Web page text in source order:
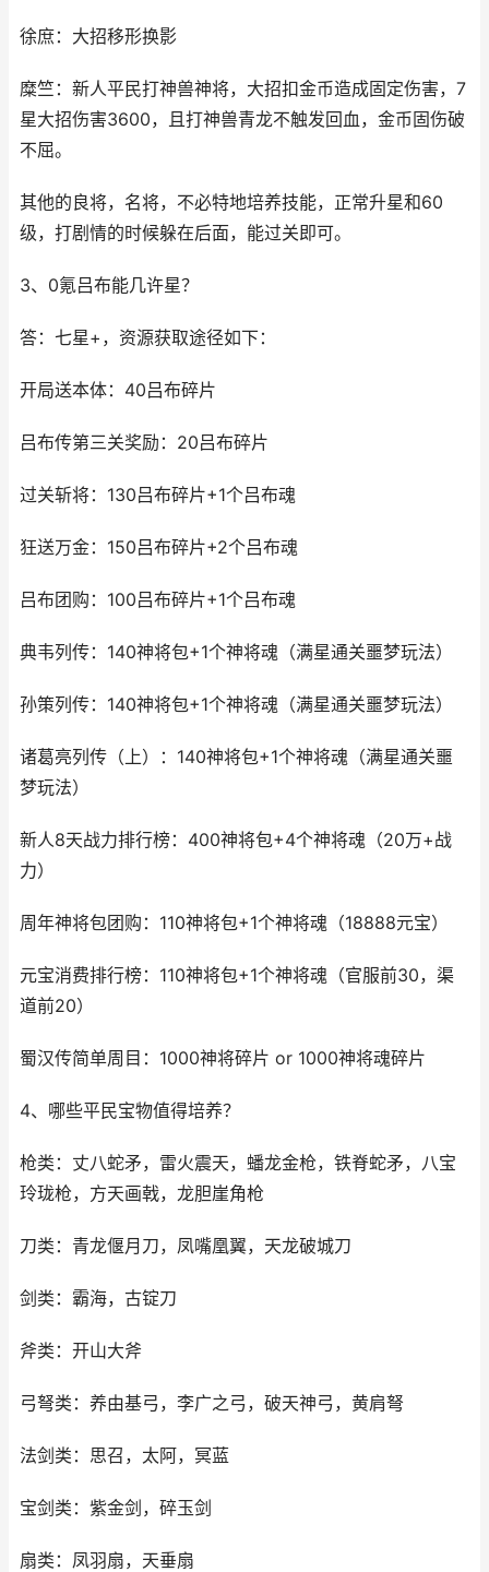
徐庶：大招移形换影
糜竺：新人平民打神兽神将，大招扣金币造成固定伤害，7
星大招伤害3600，且打神兽青龙不触发回血，金币固伤破
不屈。
其他的良将，名将，不必特地培养技能，正常升星和60
级，打剧情的时候躲在后面，能过关即可。
3、0氪吕布能几许星？
答：七星+，资源获取途径如下：
开局送本体：40吕布碎片
吕布传第三关奖励：20吕布碎片
过关斩将：130吕布碎片+1个吕布魂
狂送万金：150吕布碎片+2个吕布魂
吕布团购：100吕布碎片+1个吕布魂
典韦列传：140神将包+1个神将魂（满星通关噩梦玩法）
孙策列传：140神将包+1个神将魂（满星通关噩梦玩法）
诸葛亮列传（上）：140神将包+1个神将魂（满星通关噩
梦玩法）
新人8天战力排行榜：400神将包+4个神将魂（20万+战
力）
周年神将包团购：110神将包+1个神将魂（18888元宝）
元宝消费排行榜：110神将包+1个神将魂（官服前30，渠
道前20）
蜀汉传简单周目：1000神将碎片 or 1000神将魂碎片
4、哪些平民宝物值得培养？
枪类：丈八蛇矛，雷火震天，蟠龙金枪，铁脊蛇矛，八宝
玲珑枪，方天画戟，龙胆崖角枪
刀类：青龙偃月刀，凤嘴凰翼，天龙破城刀
剑类：霸海，古锭刀
斧类：开山大斧
弓弩类：养由基弓，李广之弓，破天神弓，黄肩弩
法剑类：思召，太阿，冥蓝
宝剑类：紫金剑，碎玉剑
扇类：凤羽扇，天垂扇